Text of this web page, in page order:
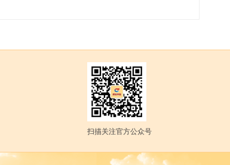
扫描关注官方公众号